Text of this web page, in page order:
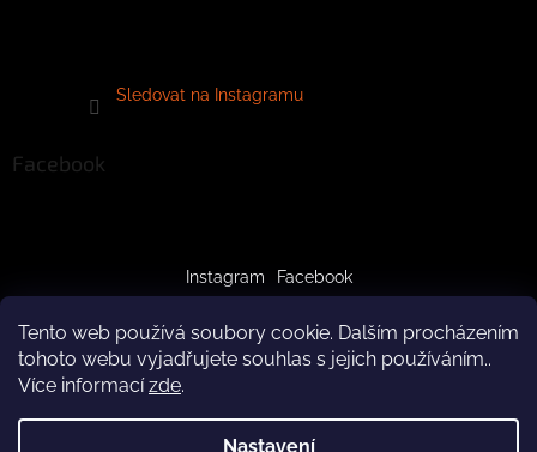
Tento web používá soubory cookie. Dalším procházením
tohoto webu vyjadřujete souhlas s jejich používáním..
Více informacízde.
Nastavení
Sledovat na Instagramu
Facebook
Instagram Facebook